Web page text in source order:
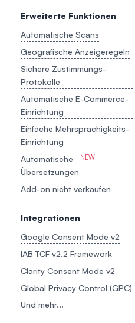
Erweiterte Funktionen
Automatische Scans
Geografische Anzeigeregeln
Sichere Zustimmungs-
Protokolle
Automatische E-Commerce-
Einrichtung
Einfache Mehrsprachigkeits-
Einrichtung
Automatische
Übersetzungen
Add-on nicht verkaufen
Integrationen
Google Consent Mode v2
IAB TCF v2.2 Framework
Clarity Consent Mode v2
Global Privacy Control (GPC)
Und mehr...